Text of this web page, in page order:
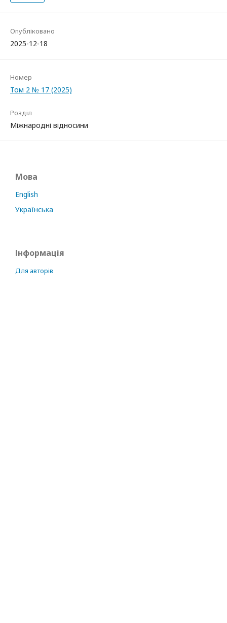
Опубліковано
2025-12-18
Номер
Том 2 № 17 (2025)
Розділ
Міжнародні відносини
Мова
English
Українська
Інформація
Для авторів